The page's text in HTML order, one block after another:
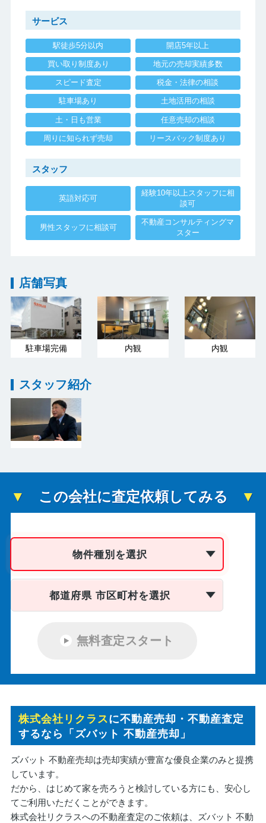
サービス
駅徒歩5分以内 開店5年以上
買い取り制度あり 地元の売却実績多数
スピード査定 税金・法律の相談
駐車場あり 土地活用の相談
土・日も営業 任意売却の相談
周りに知られず売却 リースバック制度あり
スタッフ
英語対応可
経験10年以上スタッフに相
談可
男性スタッフに相談可
不動産コンサルティングマ
スター
店舗写真
駐車場完備 内観 内観
スタッフ紹介
この会社に査定依頼してみる
物件種別を選択
都道府県 市区町村を選択
無料査定スタート
株式会社リクラスに不動産売却・不動産査定
するなら「ズバット 不動産売却」
ズバット 不動産売却は売却実績が豊富な優良企業のみと提携
しています。
だから、はじめて家を売ろうと検討している方にも、安心し
てご利用いただくことができます。
株式会社リクラスへの不動産査定のご依頼は、ズバット 不動